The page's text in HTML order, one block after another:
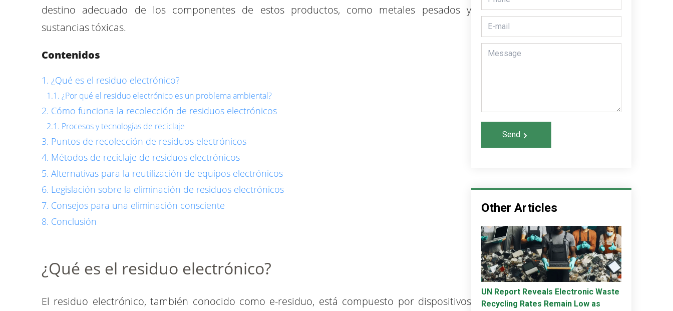
destino adecuado de los componentes de estos productos, como metales pesados y
sustancias tóxicas.
Contenidos
¿Qué es el residuo electrónico?
¿Por qué el residuo electrónico es un problema ambiental?
Cómo funciona la recolección de residuos electrónicos
Procesos y tecnologías de reciclaje
Puntos de recolección de residuos electrónicos
Métodos de reciclaje de residuos electrónicos
Alternativas para la reutilización de equipos electrónicos
Legislación sobre la eliminación de residuos electrónicos
Consejos para una eliminación consciente
Conclusión
¿Qué es el residuo electrónico?
El residuo electrónico, también conocido como e-residuo, está compuesto por dispositivos
Send
Other Articles
UN Report Reveals Electronic Waste
Recycling Rates Remain Low as